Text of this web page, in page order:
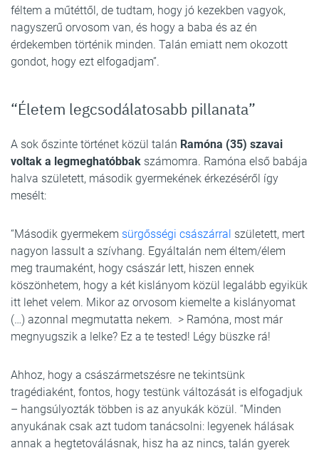
féltem a műtéttől, de tudtam, hogy jó kezekben vagyok,
nagyszerű orvosom van, és hogy a baba és az én
érdekemben történik minden. Talán emiatt nem okozott
gondot, hogy ezt elfogadjam”.
“Életem legcsodálatosabb pillanata”
A sok őszinte történet közül talán Ramóna (35) szavai
voltak a legmeghatóbbak számomra. Ramóna első babája
halva született, második gyermekének érkezéséről így
mesélt:
“Második gyermekem sürgősségi császárral született, mert
nagyon lassult a szívhang. Egyáltalán nem éltem/élem
meg traumaként, hogy császár lett, hiszen ennek
köszönhetem, hogy a két kislányom közül legalább egyikük
itt lehet velem. Mikor az orvosom kiemelte a kislányomat
(…) azonnal megmutatta nekem. > Ramóna, most már
megnyugszik a lelke? Ez a te tested! Légy büszke rá!
Ahhoz, hogy a császármetszésre ne tekintsünk
tragédiaként, fontos, hogy testünk változását is elfogadjuk
– hangsúlyozták többen is az anyukák közül. “Minden
anyukának csak azt tudom tanácsolni: legyenek hálásak
annak a hegtetoválásnak, hisz ha az nincs, talán gyerek